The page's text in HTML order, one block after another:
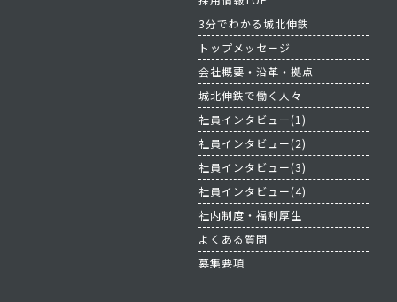
3分でわかる城北伸鉄
トップメッセージ
会社概要・沿革・拠点
城北伸鉄で働く人々
社員インタビュー(1)
社員インタビュー(2)
社員インタビュー(3)
社員インタビュー(4)
社内制度・福利厚生
よくある質問
募集要項